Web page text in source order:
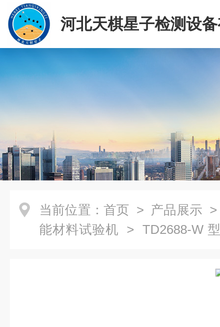
河北天棋星子检测设
司
当前位置： 首页 > 产品展示
能材料试验机 > TD2688-W